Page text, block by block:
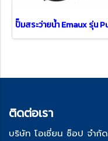
ติดต่อเรา
บริษัท โอเชี่ยน ช็อป จำกัด